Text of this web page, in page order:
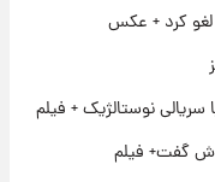
است؟
هزار چهره» مشخص شد
لغو کرد + عکس
نوستالژیک + فیلم
گفت+ فیلم